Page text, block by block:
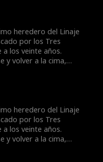
y humilla a su exnovia
resuelve la crisis
al gran maestro
en una figura
heredero del Linaje
por los Tres
a los veinte años.
y volver a la cima,
y humilla a su exnovia
resuelve la crisis
al gran maestro
en una figura
heredero del Linaje
por los Tres
a los veinte años.
y volver a la cima,